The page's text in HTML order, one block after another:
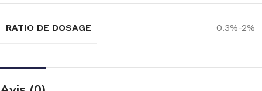
RATIO DE DOSAGE 0.3%-2%